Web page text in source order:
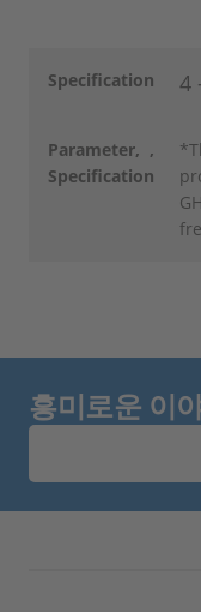
Specification 4
Parameter, ,
Specification
흥미로운 이